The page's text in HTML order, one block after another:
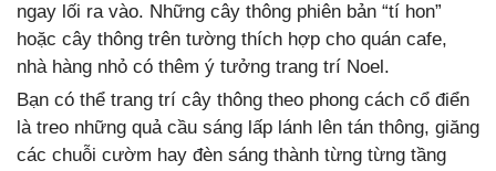
ngay lối ra vào. Những cây thông phiên bản “tí hon”
hoặc cây thông trên tường thích hợp cho quán cafe,
nhà hàng nhỏ có thêm ý tưởng trang trí Noel.
Bạn có thể trang trí cây thông theo phong cách cổ điển
là treo những quả cầu sáng lấp lánh lên tán thông, giăng
các chuỗi cườm hay đèn sáng thành từng từng tầng